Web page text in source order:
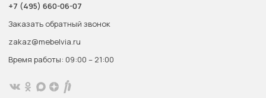
+7 (495) 660-06-07
Заказать обратный звонок
zakaz@mebelvia.ru
Время работы: 09:00 – 21:00